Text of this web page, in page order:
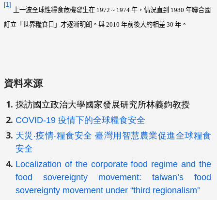
[1]
上一波全球性糧食危機發生在 1972 ~ 1974 年 ，情況直到 1980 年聯合國
訂立「世界糧食日」才逐漸明朗。與 2010 年前後大約相差 30 年。
資料來源
採訪國立政治大學國家發展研究所林義鈞教授
COVID-19 疫情下的全球糧食安全
天災‧疫情‧糧食安全 臺灣用智慧農業促進全球糧食
安全
Localization of the corporate food regime and the
food sovereignty movement: taiwan’s food
sovereignty movement under “third regionalism”